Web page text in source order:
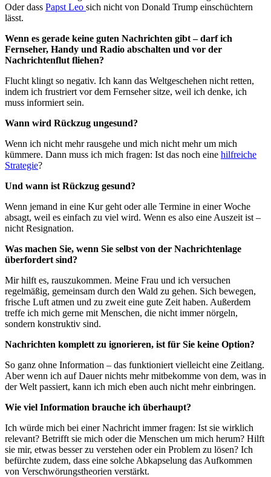
Oder dass Papst Leo sich nicht von Donald Trump einschüchtern
lässt.
Wenn es gerade keine guten Nachrichten gibt – darf ich
Fernseher, Handy und Radio abschalten und vor der
Nachrichtenflut fliehen?
Flucht klingt so negativ. Ich kann das Weltgeschehen nicht retten,
indem ich frustriert vor dem Fernseher sitze, weil ich denke, ich
muss informiert sein.
Wann wird Rückzug ungesund?
Wenn ich nicht mehr rausgehe und mich nicht mehr um mich
kümmere. Dann muss ich mich fragen: Ist das noch eine hilfreiche
Strategie?
Und wann ist Rückzug gesund?
Wenn jemand in eine Kur geht oder alle Termine in einer Woche
absagt, weil es einfach zu viel wird. Wenn es also eine Auszeit ist –
nicht Resignation.
Was machen Sie, wenn Sie selbst von der Nachrichtenlage
überfordert sind?
Mir hilft es, rauszukommen. Meine Frau und ich versuchen
regelmäßig, gemeinsam durch den Wald zu gehen. Sich bewegen,
frische Luft atmen und zu zweit eine gute Zeit haben. Außerdem
treffe ich mich gerne mit Menschen, die nicht immer nörgeln,
sondern konstruktiv sind.
Nachrichten komplett zu ignorieren, ist für Sie keine Option?
So ganz ohne Information – das funktioniert vielleicht eine Zeitlang.
Aber wenn ich auf Dauer nichts mehr mitbekomme von dem, was in
der Welt passiert, kann ich mich eben auch nicht mehr einbringen.
Wie viel Information brauche ich überhaupt?
Ich würde mich bei einer Nachricht immer fragen: Ist sie wirklich
relevant? Betrifft sie mich oder die Menschen um mich herum? Hilft
sie mir, etwas besser zu verstehen oder ein Problem zu lösen? Ich
befürchte zudem, dass eine solche Abkapselung das Aufkommen
von Verschwörungstheorien verstärkt.